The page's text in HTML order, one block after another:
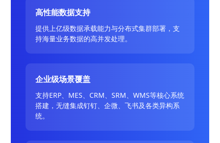
高性能数据支持
提供上亿级数据承载能力与分布式集群部署，支
持海量业务数据的高并发处理。
企业级场景覆盖
支持ERP、MES、CRM、SRM、WMS等核心系统
搭建，无缝集成钉钉、企微、飞书及各类异构系
统。